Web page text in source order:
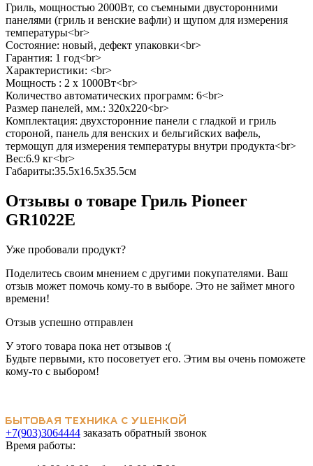
Гриль, мощностью 2000Вт, со съемными двусторонними
панелями (гриль и венские вафли) и щупом для измерения
температуры<br>
Состояние: новый, дефект упаковки<br>
Гарантия: 1 год<br>
Характеристики: <br>
Мощность : 2 х 1000Вт<br>
Количество автоматических программ: 6<br>
Размер панелей, мм.: 320x220<br>
Комплектация: двухсторонние панели с гладкой и гриль
стороной, панель для венских и бельгийских вафель,
термощуп для измерения температуры внутри продукта<br>
Вес:6.9 кг<br>
Габариты:35.5x16.5x35.5см
Отзывы о товаре Гриль Pioneer
GR1022E
Уже пробовали продукт?
Поделитесь своим мнением с другими покупателями. Ваш
отзыв может помочь кому-то в выборе. Это не займет много
времени!
Отзыв успешно отправлен
У этого товара пока нет отзывов :(
Будьте первыми, кто посоветует его. Этим вы очень поможете
кому-то с выбором!
+7(903)3064444 заказать обратный звонок
Время работы: